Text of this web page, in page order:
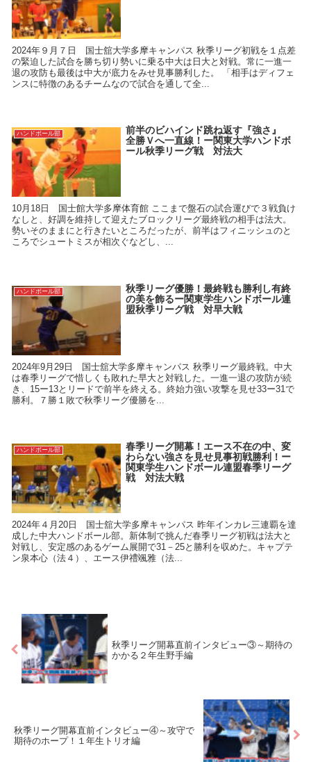
2024年９月７日 国士舘大学多摩キャンパス 秋季リーグ初戦を１点差
の緊迫した試合を勝ち切り勢いに乗る中大は日大と対戦。常に一進一
退の攻防も最後は中大が底力をみせ見事勝利した。 「相手はディフェ
ンスに特徴のあるチームなので試合を通して全...
ハンドボール部
前半のビハインド跳ね返す『強さ』
全勝Ｖへ一直線！ー関東大学ハンドボ
ール秋季リーグ戦 対法大
10月18日 国士館大学多摩体育館 ここまで盤石の試合運びで３戦負け
なしと、好調を維持して迎えたブロックリーグ最終戦の相手は法大。
勢いそのままにと行きたいところだったが、前半はフィニッシュのと
ころでシュートミスが相次ぐなどし、...
ハンドボール部
秋季リーグ優勝！最終戦も勝利し有終
の美を飾るー関東学生ハンドボール連
盟秋季リーグ戦 対早大戦
2024年9月29日 国士舘大学多摩キャンパス 秋季リーグ最終戦。中大
は春季リーグで惜しくも敗れた早大と対戦した。一進一退の攻防が続
き、15ー13とリードで前半を終える。終始力強い攻撃を見せ33ー31で
勝利。７勝１敗で秋季リーグ優勝を...
ハンドボール部
春季リーグ開幕！エース不在の中、変
わらない強さを見せ見事初戦勝利！ー
関東学生ハンドボール連盟春季リーグ
戦 対法大戦
2024年４月20日 国士舘大学多摩キャンパス 昨年インカレ三連覇を達
成した中大ハンドボール部。新体制で挑んだ春季リーグ初戦は法大と
対戦し、安定感のあるゲーム展開で31－25と勝利を収めた。キャプテ
ン泉本心（法４）、エース伊禮颯雅（法...
秋季リーグ開幕直前インタビュー③～期待の
かかる２年生野手編
秋季リーグ開幕直前インタビュー④～攻守で
期待のホープ！１年生トリオ編